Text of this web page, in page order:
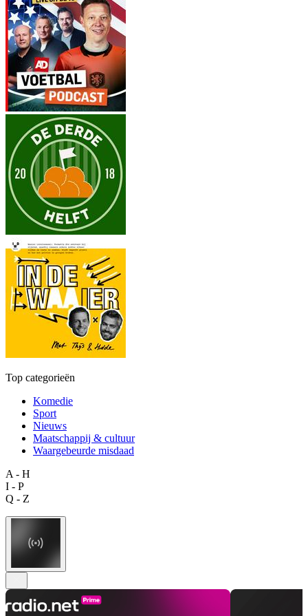
Top categorieën
Komedie
Sport
Nieuws
Maatschappij & cultuur
Waargebeurde misdaad
A - H
I - P
Q - Z